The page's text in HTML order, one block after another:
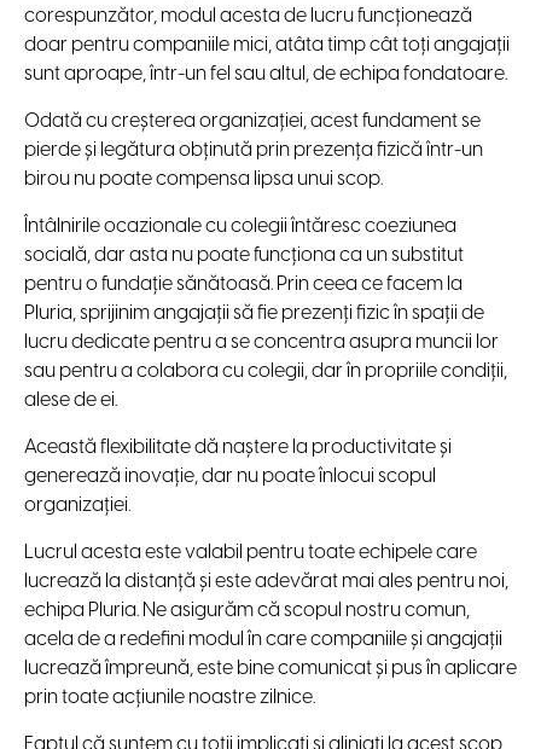
corespunzător, modul acesta de lucru funcționează
doar pentru companiile mici, atâta timp cât toți angajații
sunt aproape, într-un fel sau altul, de echipa fondatoare.
Odată cu creșterea organizației, acest fundament se
pierde și legătura obținută prin prezența fizică într-un
birou nu poate compensa lipsa unui scop.
Întâlnirile ocazionale cu colegii întăresc coeziunea
socială, dar asta nu poate funcționa ca un substitut
pentru o fundație sănătoasă. Prin ceea ce facem la
Pluria, sprijinim angajații să fie prezenți fizic în spații de
lucru dedicate pentru a se concentra asupra muncii lor
sau pentru a colabora cu colegii, dar în propriile condiții,
alese de ei.
Această flexibilitate dă naștere la productivitate și
generează inovație, dar nu poate înlocui scopul
organizației.
Lucrul acesta este valabil pentru toate echipele care
lucrează la distanță și este adevărat mai ales pentru noi,
echipa Pluria. Ne asigurăm că scopul nostru comun,
acela de a redefini modul în care companiile și angajații
lucrează împreună, este bine comunicat și pus în aplicare
prin toate acțiunile noastre zilnice.
Faptul că suntem cu toții implicați și aliniați la acest scop